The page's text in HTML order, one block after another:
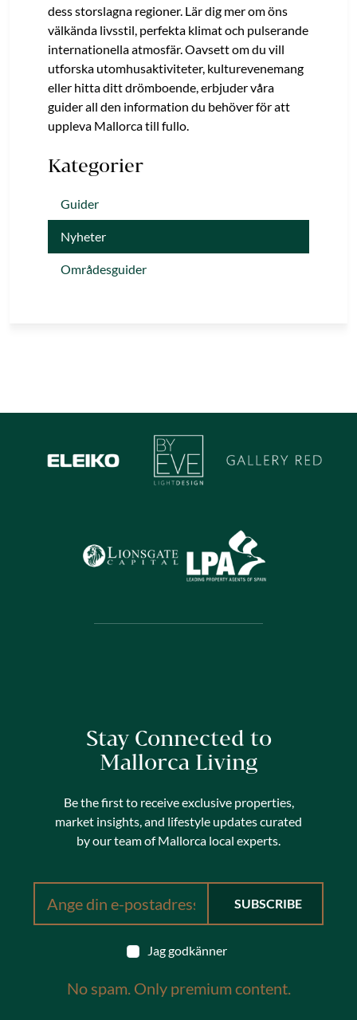
dess storslagna regioner. Lär dig mer om öns
välkända livsstil, perfekta klimat och pulserande
internationella atmosfär. Oavsett om du vill
utforska utomhusaktiviteter, kulturevenemang
eller hitta ditt drömboende, erbjuder våra
guider all den information du behöver för att
uppleva Mallorca till fullo.
Kategorier
Guider
Nyheter
Områdesguider
Stay Connected to
Mallorca Living
Be the first to receive exclusive properties,
market insights, and lifestyle updates curated
by our team of Mallorca local experts.
Jag godkänner
No spam. Only premium content.